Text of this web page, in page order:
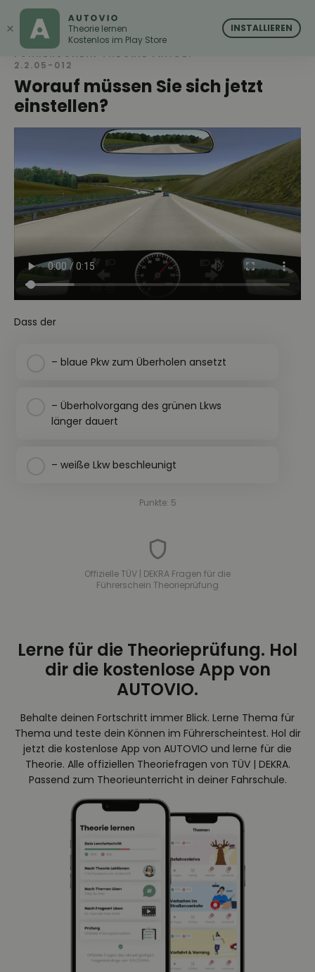
AUTOVIO
Worauf müssen Sie sich jetzt
einstellen?
FÜHRERSCHEIN THEORIE FRAGE:
2.2.05-012
Dass der
– blaue Pkw zum Überholen ansetzt
– Überholvorgang des grünen Lkws
länger dauert
– weiße Lkw beschleunigt
Punkte: 5
Offizielle TÜV | DEKRA Fragen für die
Führerschein Theorieprüfung
Lerne für die Theorieprüfung. Hol
dir die kostenlose App von
AUTOVIO.
Behalte deinen Fortschritt immer Blick. Lerne Thema für
Thema und teste dein Können im Führerscheintest. Hol dir
jetzt die kostenlose App von AUTOVIO und lerne für die
Theorie. Alle offiziellen Theoriefragen von TÜV | DEKRA.
Passend zum Theorieunterricht in deiner Fahrschule.
× AUTOVIO
Theorie lernen
Kostenlos im Play Store
INSTALLIEREN